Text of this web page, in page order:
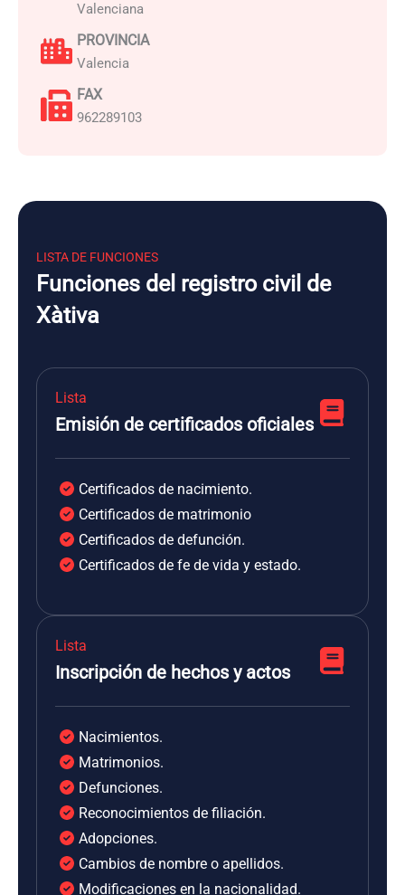
Valenciana
PROVINCIA
Valencia
FAX
962289103
LISTA DE FUNCIONES
Funciones del registro civil de
Xàtiva
Lista
Emisión de certificados oficiales
Certificados de nacimiento.
Certificados de matrimonio
Certificados de defunción.
Certificados de fe de vida y estado.
Lista
Inscripción de hechos y actos
Nacimientos.
Matrimonios.
Defunciones.
Reconocimientos de filiación.
Adopciones.
Cambios de nombre o apellidos.
Modificaciones en la nacionalidad.